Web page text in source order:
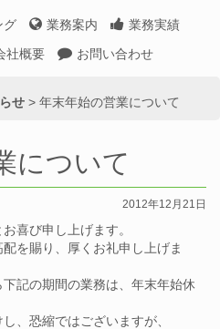
グ 業務案内
業務実績
社概要 お問い合わせ
せ > 年末年始の営業について
について
2012年12月21日
喜び申し上げます。
を賜り、厚くお礼申し上げま
記の期間の業務は、年末年始休
、恐縮ではございますが、